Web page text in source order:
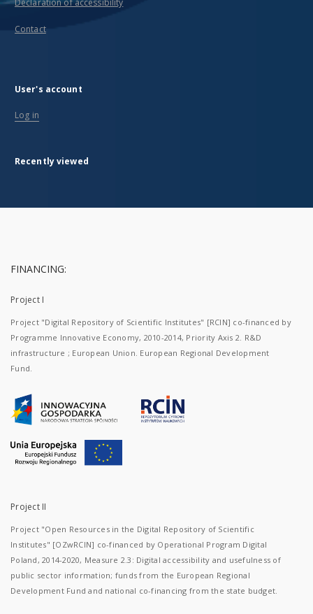
Declaration of accessibility
Contact
User's account
Log in
Recently viewed
FINANCING:
Project I
Project "Digital Repository of Scientific Institutes" [RCIN] co-financed by
Programme Innovative Economy, 2010-2014, Priority Axis 2. R&D
infrastructure ; European Union. European Regional Development
Fund.
Project II
Project "Open Resources in the Digital Repository of Scientific
Institutes" [OZwRCIN] co-financed by Operational Program Digital
Poland, 2014-2020, Measure 2.3: Digital accessibility and usefulness of
public sector information; funds from the European Regional
Development Fund and national co-financing from the state budget.